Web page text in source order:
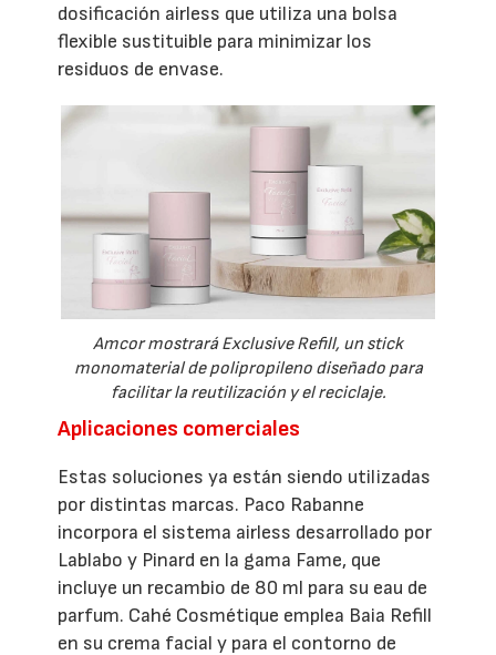
dosificación airless que utiliza una bolsa
flexible sustituible para minimizar los
residuos de envase.
Amcor mostrará Exclusive Refill, un stick
monomaterial de polipropileno diseñado para
facilitar la reutilización y el reciclaje.
Aplicaciones comerciales
Estas soluciones ya están siendo utilizadas
por distintas marcas. Paco Rabanne
incorpora el sistema airless desarrollado por
Lablabo y Pinard en la gama Fame, que
incluye un recambio de 80 ml para su eau de
parfum. Cahé Cosmétique emplea Baia Refill
en su crema facial y para el contorno de